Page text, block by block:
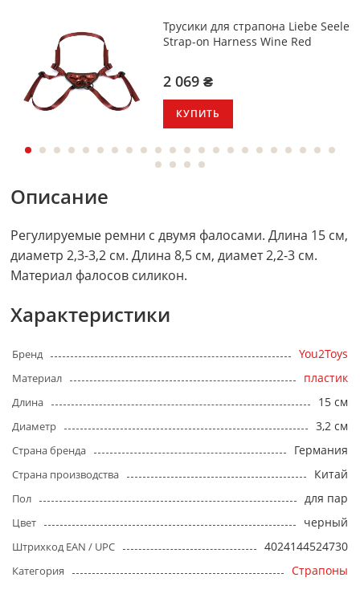
Трусики для страпона Liebe Seele
Strap-on Harness Wine Red
2 069 ₴
КУПИТЬ
Описание
Регулируемые ремни с двумя фалосами. Длина 15 см,
диаметр 2,3-3,2 см. Длина 8,5 см, диамет 2,2-3 см.
Материал фалосов силикон.
Характеристики
Бренд You2Toys
Материал пластик
Длина 15 см
Диаметр 3,2 см
Страна бренда Германия
Страна производства Китай
Пол для пар
Цвет черный
Штрихкод EAN / UPC 4024144524730
Категория Страпоны